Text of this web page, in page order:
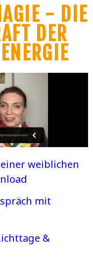
- DIE
DER
weiblichen
mit
&